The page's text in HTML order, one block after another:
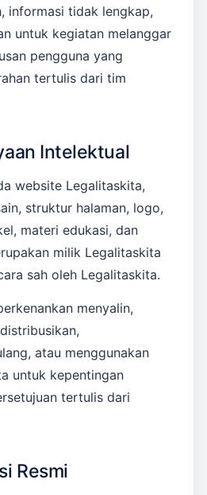
informasi tidak lengkap,
untuk kegiatan melanggar
pengguna yang
tertulis dari tim
Intelektual
website Legalitaskita,
struktur halaman, logo,
materi edukasi, dan
milik Legalitaskita
sah oleh Legalitaskita.
menyalin,
atau menggunakan
untuk kepentingan
tertulis dari
Resmi